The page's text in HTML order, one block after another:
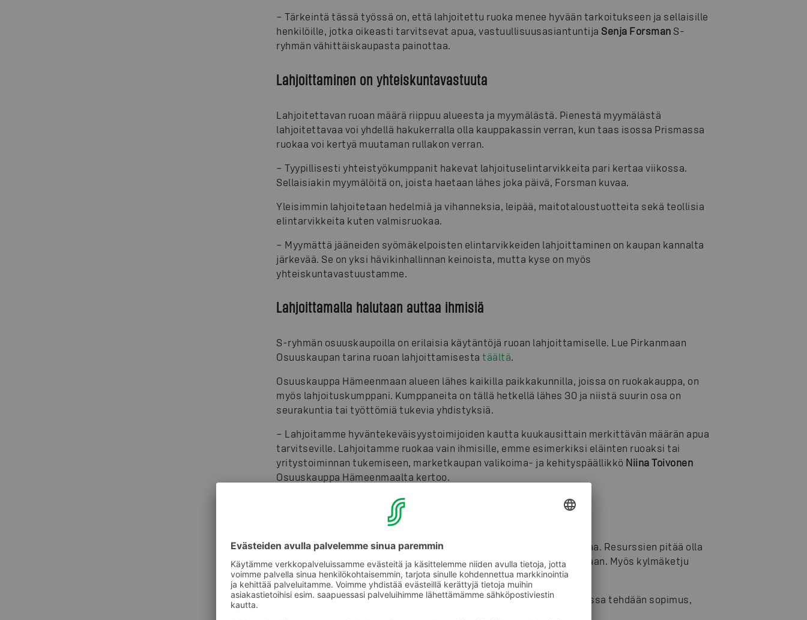
– Tärkeintä tässä työssä on, että lahjoitettu ruoka menee hyvään tarkoitukseen ja sellaisille
henkilöille, jotka oikeasti tarvitsevat apua, vastuullisuusasiantuntija Senja Forsman S-
ryhmän vähittäiskaupasta painottaa.
Lahjoittaminen on yhteiskuntavastuuta
Lahjoitettavan ruoan määrä riippuu alueesta ja myymälästä. Pienestä myymälästä
lahjoitettavaa voi yhdellä hakukerralla olla kauppakassin verran, kun taas isossa Prismassa
ruokaa voi kertyä muutaman rullakon verran.
– Tyypillisesti yhteistyökumppanit hakevat lahjoituselintarvikkeita pari kertaa viikossa.
Sellaisiakin myymälöitä on, joista haetaan lähes joka päivä, Forsman kuvaa.
Yleisimmin lahjoitetaan hedelmiä ja vihanneksia, leipää, maitotaloustuotteita sekä teollisia
elintarvikkeita kuten valmisruokaa.
– Myymättä jääneiden syömäkelpoisten elintarvikkeiden lahjoittaminen on kaupan kannalta
järkevää. Se on yksi hävikinhallinnan keinoista, mutta kyse on myös
yhteiskuntavastuustamme.
Lahjoittamalla halutaan auttaa ihmisiä
S-ryhmän osuuskaupoilla on erilaisia käytäntöjä ruoan lahjoittamiselle. Lue Pirkanmaan
Osuuskaupan tarina ruoan lahjoittamisesta täältä.
Osuuskauppa Hämeenmaan alueen lähes kaikilla paikkakunnilla, joissa on ruokakauppa, on
myös lahjoituskumppani. Kumppaneita on tällä hetkellä lähes 30 ja niistä suurin osa on
seurakuntia tai työttömiä tukevia yhdistyksiä.
– Lahjoitamme hyväntekeväisyystoimijoiden kautta kuukausittain merkittävän määrän apua
tarvitseville. Lahjoitamme ruokaa vain ihmisille, emme esimerkiksi eläinten ruoaksi tai
yritystoiminnan tukemiseen, marketkaupan valikoima- ja kehityspäällikkö Niina Toivonen
Osuuskauppa Hämeenmaalta kertoo.
Pienet kunnat kumppania vailla
Ruokaa lahjoittavilta kumppaneilta vaaditaan organisoitua toimintaa. Resurssien pitää olla
kunnossa: millä ruoka haetaan, missä se säilytetään, mistä se jaetaan. Myös kylmäketju
pitää varmistaa, jos jakaa kylmässä säilytettäviä elintarvikkeita.
Esimerkiksi Hämeenmaalla jokaisen hyväntekeväisyystoimijan kanssa tehdään sopimus,